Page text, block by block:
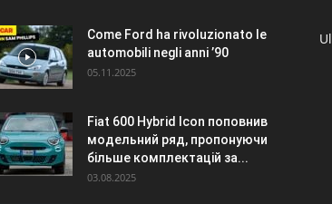
Come Ford ha rivoluzionato le
automobili negli anni ’90
05.11.2025
Fiat 600 Hybrid Icon поповнив
модельний ряд, пропонуючи
більше комплектацій за...
03.08.2025